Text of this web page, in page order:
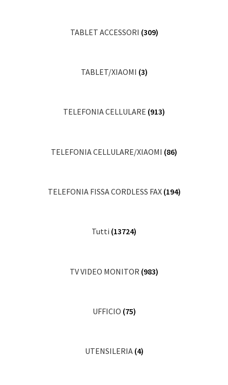
TABLET ACCESSORI (309)
TABLET/XIAOMI (3)
TELEFONIA CELLULARE (913)
TELEFONIA CELLULARE/XIAOMI (86)
TELEFONIA FISSA CORDLESS FAX (194)
Tutti (13724)
TV VIDEO MONITOR (983)
UFFICIO (75)
UTENSILERIA (4)